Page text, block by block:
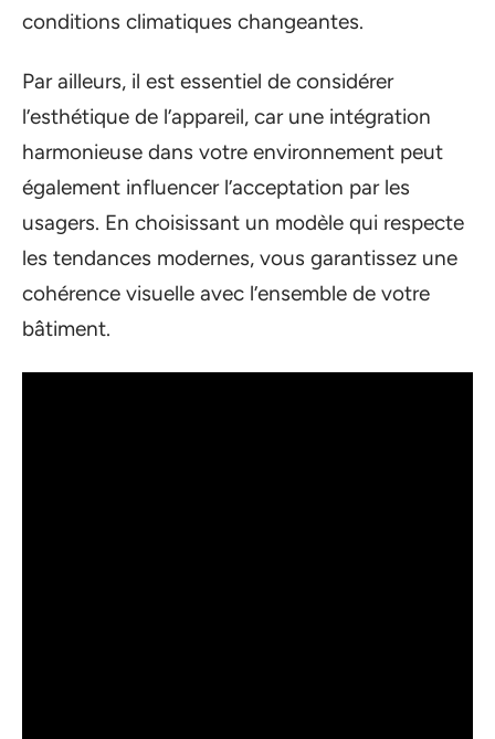
conditions climatiques changeantes.
Par ailleurs, il est essentiel de considérer
l’esthétique de l’appareil, car une intégration
harmonieuse dans votre environnement peut
également influencer l’acceptation par les
usagers. En choisissant un modèle qui respecte
les tendances modernes, vous garantissez une
cohérence visuelle avec l’ensemble de votre
bâtiment.